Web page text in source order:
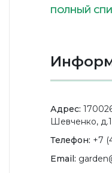
ПОЛНЫЙ
Адрес:
Шевченко,
Телефон: +7
Email: